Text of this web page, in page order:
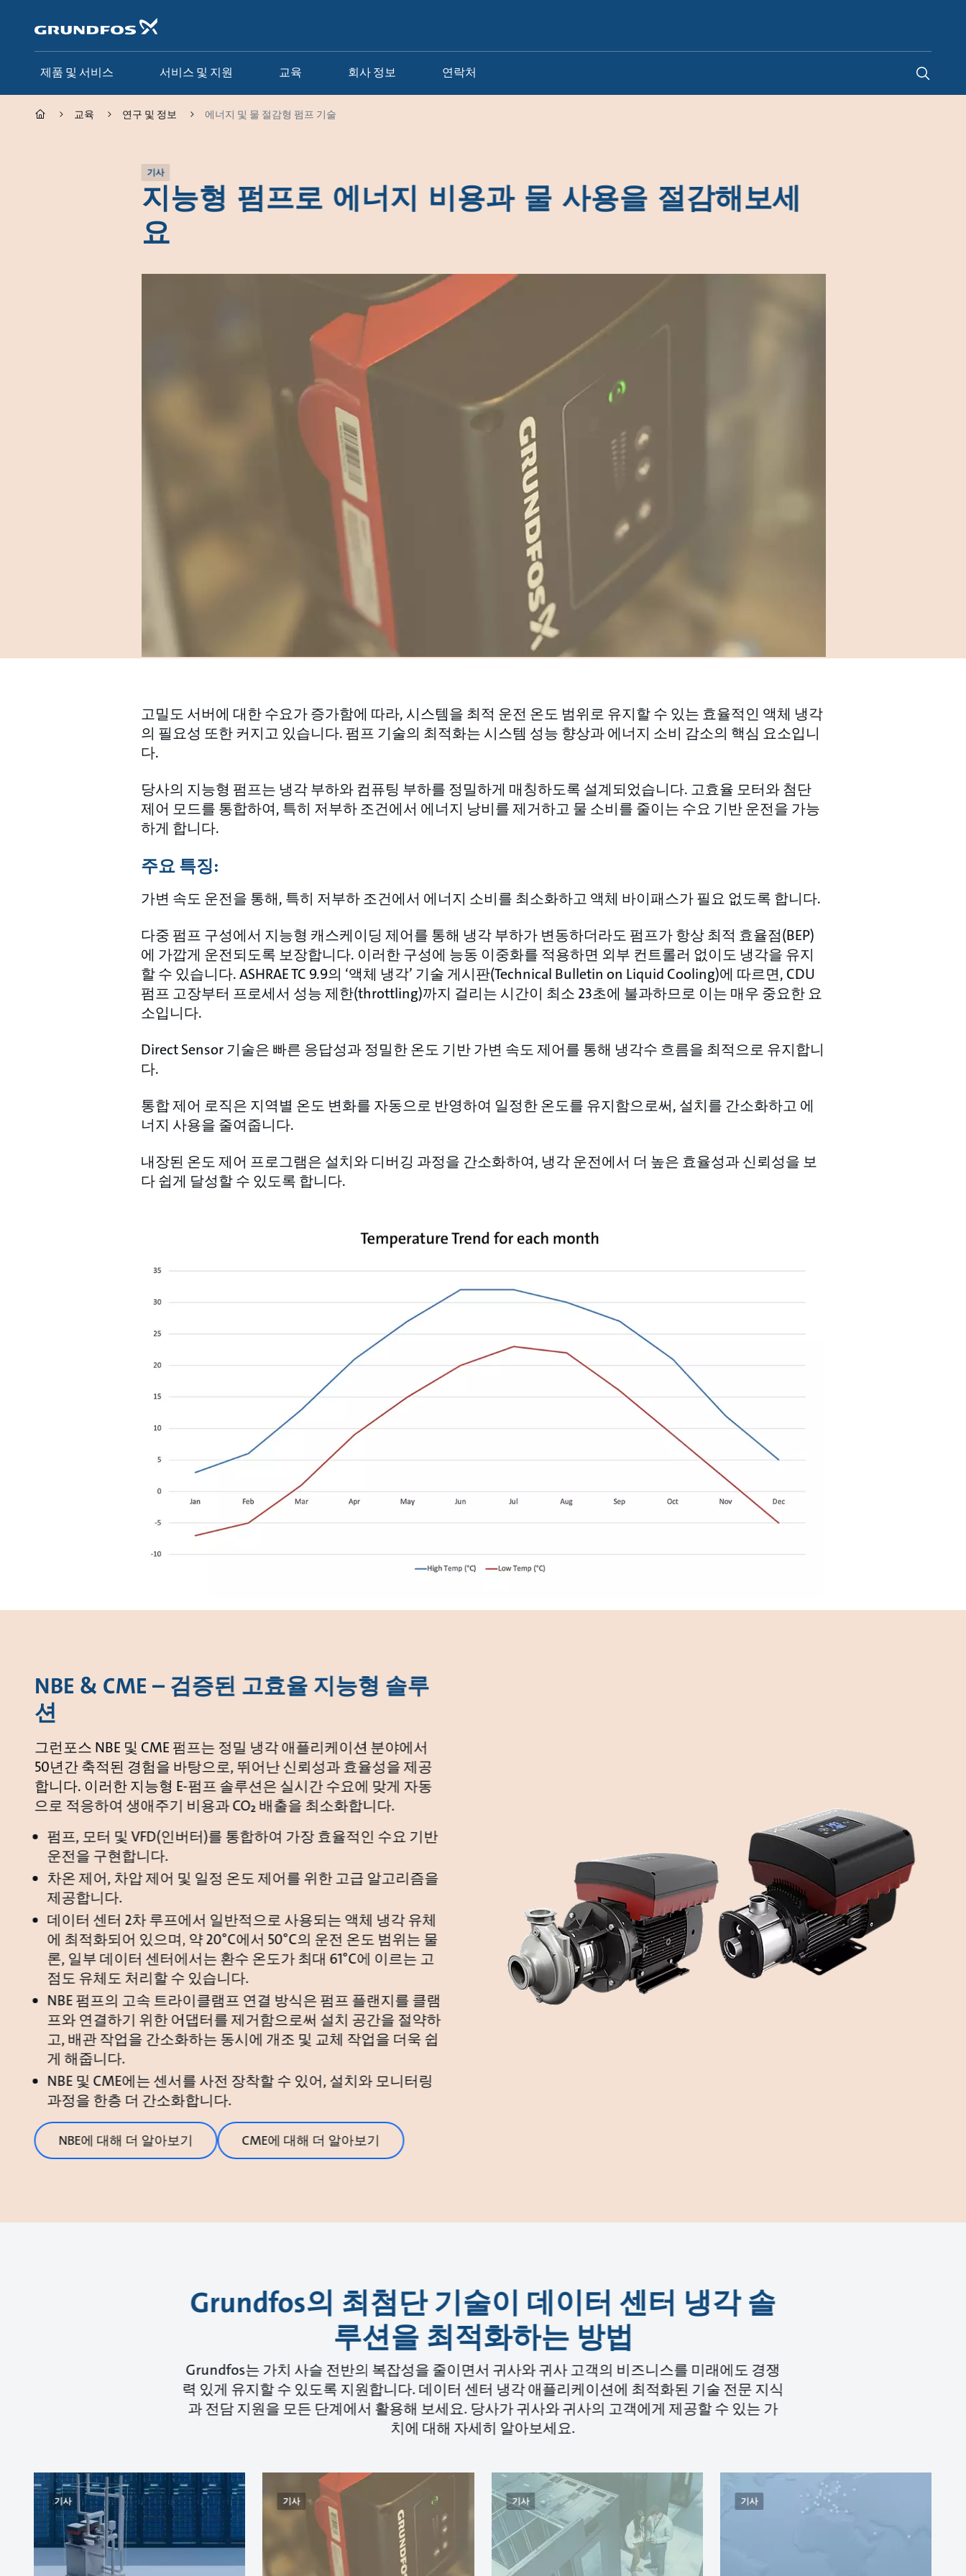
로
제품 및 서비스 서비스 및 지원 교육 회사 정보 연락처
교육 연구 및 정보 에너지 및 물 절감형 펌프 기술
기사
지능형 펌프로 에너지 비용과 물 사용을 절감해보세
요
고밀도 서버에 대한 수요가 증가함에 따라, 시스템을 최적 운전 온도 범위로 유지할 수 있는 효율적인 액체 냉각
의 필요성 또한 커지고 있습니다. 펌프 기술의 최적화는 시스템 성능 향상과 에너지 소비 감소의 핵심 요소입니
다.
당사의 지능형 펌프는 냉각 부하와 컴퓨팅 부하를 정밀하게 매칭하도록 설계되었습니다. 고효율 모터와 첨단
제어 모드를 통합하여, 특히 저부하 조건에서 에너지 낭비를 제거하고 물 소비를 줄이는 수요 기반 운전을 가능
하게 합니다.
주요 특징:
가변 속도 운전을 통해, 특히 저부하 조건에서 에너지 소비를 최소화하고 액체 바이패스가 필요 없도록 합니다.
다중 펌프 구성에서 지능형 캐스케이딩 제어를 통해 냉각 부하가 변동하더라도 펌프가 항상 최적 효율점(BEP)
에 가깝게 운전되도록 보장합니다. 이러한 구성에 능동 이중화를 적용하면 외부 컨트롤러 없이도 냉각을 유지
할 수 있습니다. ASHRAE TC 9.9의 ‘액체 냉각’ 기술 게시판(Technical Bulletin on Liquid Cooling)에 따르면, CDU
펌프 고장부터 프로세서 성능 제한(throttling)까지 걸리는 시간이 최소 23초에 불과하므로 이는 매우 중요한 요
소입니다.
Direct Sensor 기술은 빠른 응답성과 정밀한 온도 기반 가변 속도 제어를 통해 냉각수 흐름을 최적으로 유지합니
다.
통합 제어 로직은 지역별 온도 변화를 자동으로 반영하여 일정한 온도를 유지함으로써, 설치를 간소화하고 에
너지 사용을 줄여줍니다.
내장된 온도 제어 프로그램은 설치와 디버깅 과정을 간소화하여, 냉각 운전에서 더 높은 효율성과 신뢰성을 보
다 쉽게 달성할 수 있도록 합니다.
NBE & CME – 검증된 고효율 지능형 솔루
션
그런포스 NBE 및 CME 펌프는 정밀 냉각 애플리케이션 분야에서
50년간 축적된 경험을 바탕으로, 뛰어난 신뢰성과 효율성을 제공
합니다. 이러한 지능형 E-펌프 솔루션은 실시간 수요에 맞게 자동
으로 적응하여 생애주기 비용과 CO₂ 배출을 최소화합니다.
펌프, 모터 및 VFD(인버터)를 통합하여 가장 효율적인 수요 기반
운전을 구현합니다.
차온 제어, 차압 제어 및 일정 온도 제어를 위한 고급 알고리즘을
제공합니다.
데이터 센터 2차 루프에서 일반적으로 사용되는 액체 냉각 유체
에 최적화되어 있으며, 약 20°C에서 50°C의 운전 온도 범위는 물
론, 일부 데이터 센터에서는 환수 온도가 최대 61°C에 이르는 고
점도 유체도 처리할 수 있습니다.
NBE 펌프의 고속 트라이클램프 연결 방식은 펌프 플랜지를 클램
프와 연결하기 위한 어댑터를 제거함으로써 설치 공간을 절약하
고, 배관 작업을 간소화하는 동시에 개조 및 교체 작업을 더욱 쉽
게 해줍니다.
NBE 및 CME에는 센서를 사전 장착할 수 있어, 설치와 모니터링
과정을 한층 더 간소화합니다.
NBE에 대해 더 알아보기 CME에 대해 더 알아보기
Grundfos의 최첨단 기술이 데이터 센터 냉각 솔
루션을 최적화하는 방법
Grundfos는 가치 사슬 전반의 복잡성을 줄이면서 귀사와 귀사 고객의 비즈니스를 미래에도 경쟁
력 있게 유지할 수 있도록 지원합니다. 데이터 센터 냉각 애플리케이션에 최적화된 기술 전문 지식
과 전담 지원을 모든 단계에서 활용해 보세요. 당사가 귀사와 귀사의 고객에게 제공할 수 있는 가
치에 대해 자세히 알아보세요.
기사 기사 기사 기사